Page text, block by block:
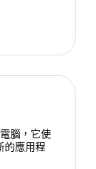
腦，它使
的應用程